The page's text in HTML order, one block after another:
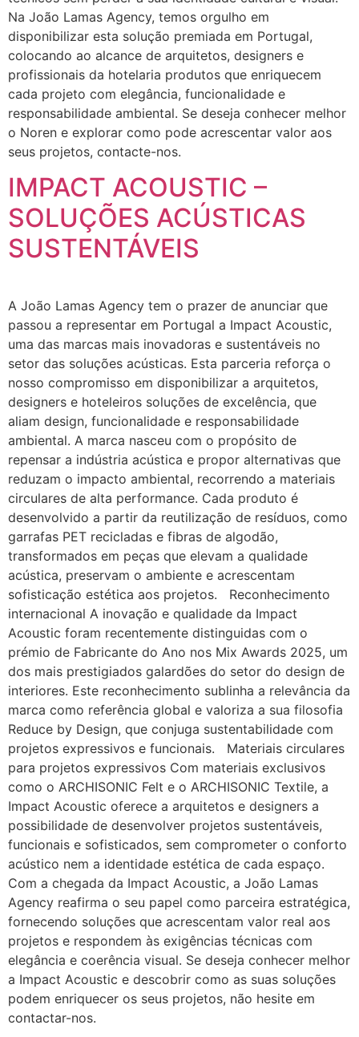
Na João Lamas Agency, temos orgulho em
disponibilizar esta solução premiada em Portugal,
colocando ao alcance de arquitetos, designers e
profissionais da hotelaria produtos que enriquecem
cada projeto com elegância, funcionalidade e
responsabilidade ambiental. Se deseja conhecer melhor
o Noren e explorar como pode acrescentar valor aos
seus projetos, contacte-nos.
IMPACT ACOUSTIC –
SOLUÇÕES ACÚSTICAS
SUSTENTÁVEIS
A João Lamas Agency tem o prazer de anunciar que
passou a representar em Portugal a Impact Acoustic,
uma das marcas mais inovadoras e sustentáveis no
setor das soluções acústicas. Esta parceria reforça o
nosso compromisso em disponibilizar a arquitetos,
designers e hoteleiros soluções de excelência, que
aliam design, funcionalidade e responsabilidade
ambiental. A marca nasceu com o propósito de
repensar a indústria acústica e propor alternativas que
reduzam o impacto ambiental, recorrendo a materiais
circulares de alta performance. Cada produto é
desenvolvido a partir da reutilização de resíduos, como
garrafas PET recicladas e fibras de algodão,
transformados em peças que elevam a qualidade
acústica, preservam o ambiente e acrescentam
sofisticação estética aos projetos. Reconhecimento
internacional A inovação e qualidade da Impact
Acoustic foram recentemente distinguidas com o
prémio de Fabricante do Ano nos Mix Awards 2025, um
dos mais prestigiados galardões do setor do design de
interiores. Este reconhecimento sublinha a relevância da
marca como referência global e valoriza a sua filosofia
Reduce by Design, que conjuga sustentabilidade com
projetos expressivos e funcionais. Materiais circulares
para projetos expressivos Com materiais exclusivos
como o ARCHISONIC Felt e o ARCHISONIC Textile, a
Impact Acoustic oferece a arquitetos e designers a
possibilidade de desenvolver projetos sustentáveis,
funcionais e sofisticados, sem comprometer o conforto
acústico nem a identidade estética de cada espaço.
Com a chegada da Impact Acoustic, a João Lamas
Agency reafirma o seu papel como parceira estratégica,
fornecendo soluções que acrescentam valor real aos
projetos e respondem às exigências técnicas com
elegância e coerência visual. Se deseja conhecer melhor
a Impact Acoustic e descobrir como as suas soluções
podem enriquecer os seus projetos, não hesite em
contactar-nos.